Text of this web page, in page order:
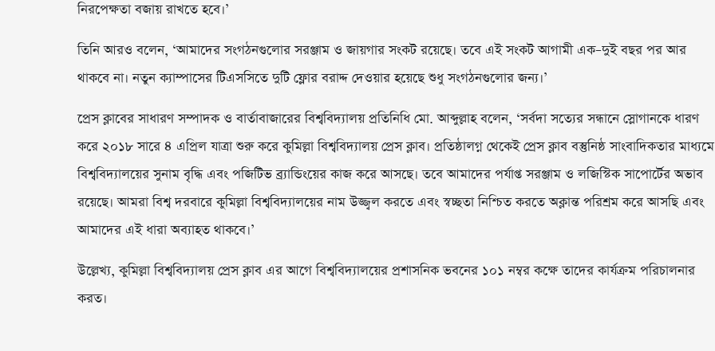
নিরপেক্ষতা বজায় রাখতে হবে।’
তিনি আরও বলেন, ‘আমাদের সংগঠনগুলোর সরঞ্জাম ও জায়গার সংকট রয়েছে। তবে এই সংকট আগামী এক–দুই বছর পর আর
থাকবে না। নতুন ক্যাম্পাসের টিএসসিতে দুটি ফ্লোর বরাদ্দ দেওয়ার হয়েছে শুধু সংগঠনগুলোর জন্য।’
​প্রেস ক্লাবের সাধারণ সম্পাদক ও বার্তাবাজারের বিশ্ববিদ্যালয় প্রতিনিধি মো. আব্দুল্লাহ বলেন, ‘সর্বদা সত্যের সন্ধানে স্লোগানকে ধারণ
করে ২০১৮ সারে ৪ এপ্রিল যাত্রা শুরু করে কুমিল্লা বিশ্ববিদ্যালয় প্রেস ক্লাব। প্রতিষ্ঠালগ্ন থেকেই প্রেস ক্লাব বস্তুনিষ্ঠ সাংবাদিকতার মাধ্যমে
বিশ্ববিদ্যালয়ের সুনাম বৃদ্ধি এবং পজিটিভ ব্র্যান্ডিংয়ের কাজ করে আসছে। তবে আমাদের পর্যাপ্ত সরঞ্জাম ও লজিস্টিক সাপোর্টের অভাব
রয়েছে। আমরা বিশ্ব দরবারে কুমিল্লা বিশ্ববিদ্যালয়ের নাম উজ্জ্বল করতে এবং স্বচ্ছতা নিশ্চিত করতে অক্লান্ত পরিশ্রম করে আসছি এবং
আমাদের এই ধারা অব্যাহত থাকবে।’
উল্লেখ্য, কুমিল্লা বিশ্ববিদ্যালয় প্রেস ক্লাব এর আগে বিশ্ববিদ্যালয়ের প্রশাসনিক ভবনের ১০১ নম্বর কক্ষে তাদের কার্যক্রম পরিচালনার
করত।